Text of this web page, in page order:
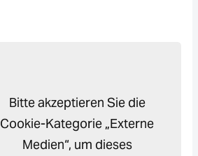
Bitte akzeptieren Sie die
Cookie-Kategorie „Externe
Medien“, um dieses